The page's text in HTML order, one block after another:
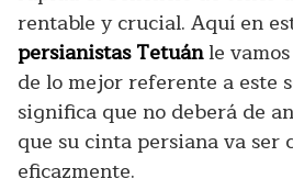
rentable y crucial. Aquí en
persianistas Tetuánle
de lo mejor referente a este
significa que no deberá de
que su cinta persiana va ser
eficazmente.